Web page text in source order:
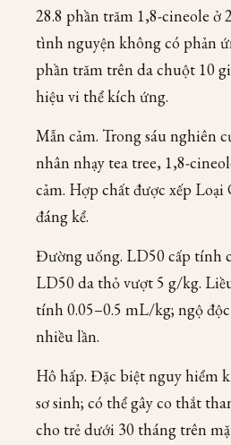
28.8 phần trăm 1,8-cineole ở
tình nguyện không có phản
phần trăm trên da chuột 10
hiệu vi thể kích ứng.
Mẫn cảm. Trong sáu nghiên
nhân nhạy tea tree, 1,8-
cảm. Hợp chất được xếp
đáng kể.
Đường uống. LD50 cấp tính
LD50 da thỏ vượt 5 g/kg.
tính 0.05–0.5 mL/kg; ngộ
nhiều lần.
Hô hấp. Đặc biệt nguy hiểm
sơ sinh; có thể gây co thắt
cho trẻ dưới 30 tháng trên